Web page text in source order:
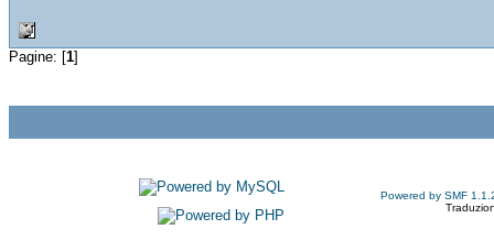
Pagine: [1]
Powered by SMF